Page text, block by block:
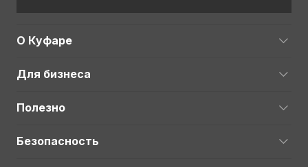
О Куфаре
Для бизнеса
Полезно
Безопасность